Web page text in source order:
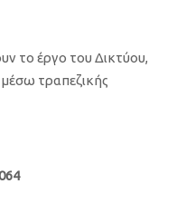
το έργο του Δικτύου,
τραπεζικής